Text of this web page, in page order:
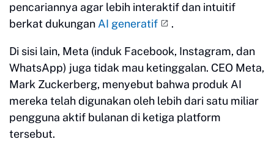
pencariannya agar lebih interaktif dan intuitif
berkat dukungan AI generatif .
Di sisi lain, Meta (induk Facebook, Instagram, dan
WhatsApp) juga tidak mau ketinggalan. CEO Meta,
Mark Zuckerberg, menyebut bahwa produk AI
mereka telah digunakan oleh lebih dari satu miliar
pengguna aktif bulanan di ketiga platform
tersebut.